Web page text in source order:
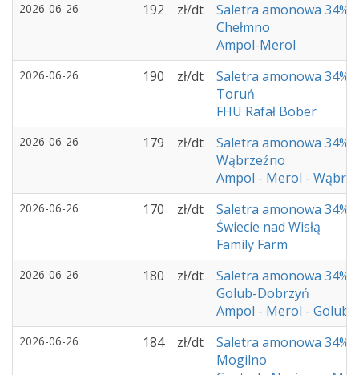
2026-06-26 192 zł/dt
Saletra amonowa 34%
Chełmno
Ampol-Merol
2026-06-26 190 zł/dt
Saletra amonowa 34%
Toruń
FHU Rafał Bober
2026-06-26 179 zł/dt
Saletra amonowa 34%
Wąbrzeźno
Ampol - Merol -
2026-06-26 170 zł/dt
Saletra amonowa 34%
Świecie nad Wisłą
Family Farm
2026-06-26 180 zł/dt
Saletra amonowa 34%
Golub-Dobrzyń
Ampol - Merol -
2026-06-26 184 zł/dt
Saletra amonowa 34%
Mogilno